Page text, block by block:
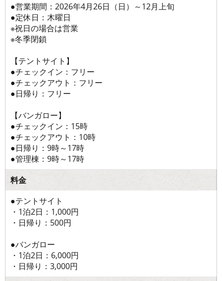
●営業期間：2026年4月26日（日）～12月上旬
●定休日：木曜日
※祝日の場合は営業
※冬季閉鎖
【テントサイト】
●チェックイン：フリー
●チェックアウト：フリー
●日帰り：フリー
【バンガロー】
●チェックイン：15時
●チェックアウト：10時
●日帰り：9時～17時
●管理棟：9時～17時
料金
●テントサイト
・1泊2日：1,000円
・日帰り：500円
●バンガロー
・1泊2日：6,000円
・日帰り：3,000円